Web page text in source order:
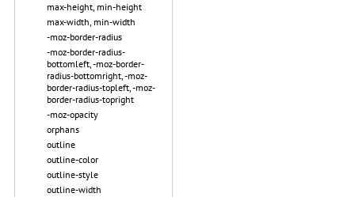
max-height, min-height
max-width, min-width
-moz-border-radius
-moz-border-radius-
bottomleft, -moz-border-
radius-bottomright, -moz-
border-radius-topleft, -moz-
border-radius-topright
-moz-opacity
orphans
outline
outline-color
outline-style
outline-width